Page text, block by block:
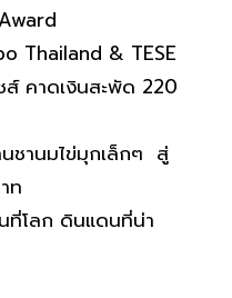
Thailand & TESE
คาดเงินสะพัด 220
ชานมไข่มุกเล็กๆ สู่
ท
นที่โลก ดินแดนที่น่า